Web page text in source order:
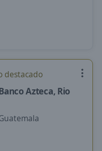
destacado
Azteca, Rio